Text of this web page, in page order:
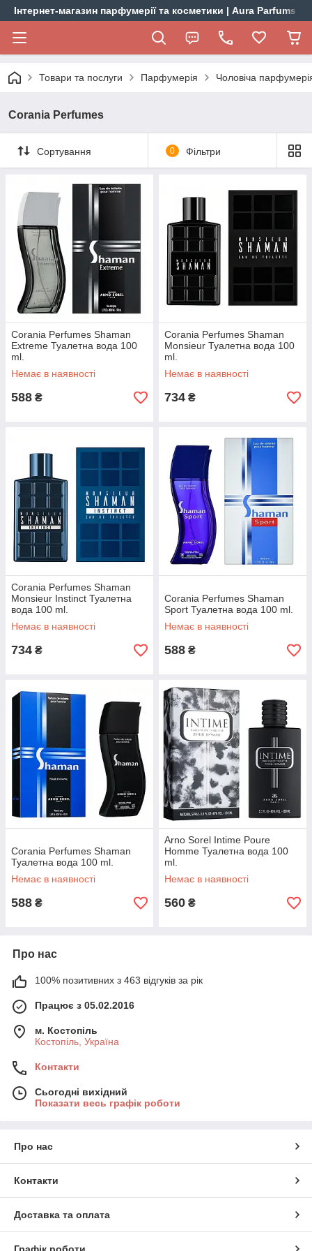
Інтернет-магазин парфумерії та косметики | Aura Parfums
Товари та послуги Парфумерія Чоловіча
Corania Perfumes
Сортування 0 Фільтри
Corania Perfumes Shaman
Extreme Туалетна вода 100
ml.
Немає в наявності
588 ₴
Corania Perfumes Shaman
Monsieur Туалетна вода 100
ml.
Немає в наявності
734 ₴
Corania Perfumes Shaman
Monsieur Instinct Туалетна
вода 100 ml.
Немає в наявності
734 ₴
Corania Perfumes Shaman
Sport Туалетна вода 100 ml.
Немає в наявності
588 ₴
Corania Perfumes Shaman
Туалетна вода 100 ml.
Немає в наявності
588 ₴
Arno Sorel Intime Poure
Homme Туалетна вода 100
ml.
Немає в наявності
560 ₴
Про нас
100% позитивних з 463 відгуків за рік
Працює з 05.02.2016
м. Костопіль
Костопіль, Україна
Контакти
Сьогодні вихідний
Показати весь графік роботи
Про нас
Контакти
Доставка та оплата